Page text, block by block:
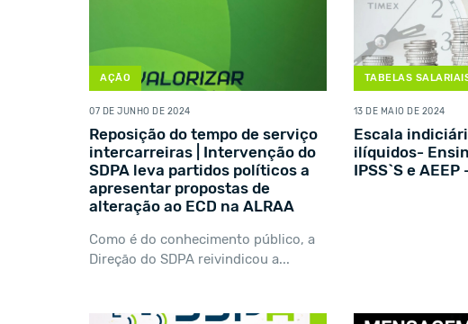
AÇÃO
07 DE JUNHO DE 2024
Reposição do tempo de serviço
intercarreiras | Intervenção do
SDPA leva partidos políticos a
apresentar propostas de
alteração ao ECD na ALRAA
Como é do conhecimento público, a
Direção do SDPA reivindicou a...
TABELAS
13 DE MAIO DE 2024
Escala
ilíquidos-
IPSS`S e